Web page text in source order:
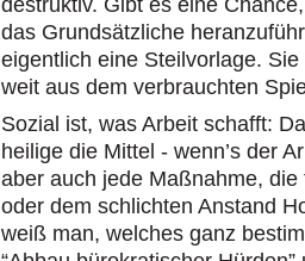
destruktiv. Gibt es eine
das Grundsätzliche
eigentlich eine Steilvorlage.
weit aus dem verbrauchten
Sozial ist, was Arbeit schafft:
heilige die Mittel - wenn’s der
aber auch jede Maßnahme,
oder dem schlichten Anstand
weiß man, welches ganz